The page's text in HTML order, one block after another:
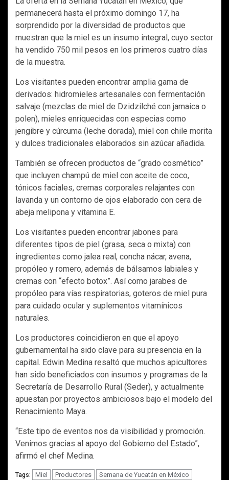
permanecerá hasta el próximo domingo 17, ha
sorprendido por la diversidad de productos que
muestran que la miel es un insumo integral, cuyo sector
ha vendido 750 mil pesos en los primeros cuatro días
de la muestra.
Los visitantes pueden encontrar amplia gama de
derivados: hidromieles artesanales con fermentación
salvaje (mezclas de miel de Dzidzilché con jamaica o
polen), mieles enriquecidas con especias como
jengibre y cúrcuma (leche dorada), miel con chile morita
y dulces tradicionales elaborados sin azúcar añadida.
También se ofrecen productos de “grado cosmético”
que incluyen champú de miel con aceite de coco,
tónicos faciales, cremas corporales relajantes con
lavanda y un contorno de ojos elaborado con cera de
abeja melipona y vitamina E.
Los visitantes pueden encontrar jabones para
diferentes tipos de piel (grasa, seca o mixta) con
ingredientes como jalea real, concha nácar, avena,
propóleo y romero, además de bálsamos labiales y
cremas con “efecto botox”. Así como jarabes de
propóleo para vías respiratorias, goteros de miel pura
para cuidado ocular y suplementos vitamínicos
naturales.
Los productores coincidieron en que el apoyo
gubernamental ha sido clave para su presencia en la
capital. Edwin Medina resaltó que muchos apicultores
han sido beneficiados con insumos y programas de la
Secretaría de Desarrollo Rural (Seder), y actualmente
apuestan por proyectos ambiciosos bajo el modelo del
Renacimiento Maya.
“Este tipo de eventos nos da visibilidad y promoción.
Venimos gracias al apoyo del Gobierno del Estado”,
afirmó el chef Medina.
Tags: Miel Productores Semana de Yucatán en México